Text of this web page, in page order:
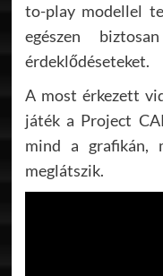
to-play modellel
egészen
érdeklődéseteket.
A most érkezett
játék a Project
mind a grafikán,
meglátszik.